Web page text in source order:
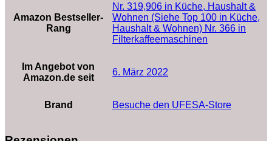
Amazon Bestseller-
Rang
Nr. 319,906 in Küche, Haushalt &
Wohnen (Siehe Top 100 in Küche,
Haushalt & Wohnen) Nr. 366 in
Filterkaffeemaschinen
Im Angebot von
Amazon.de seit
6. März 2022
Brand Besuche den UFESA-Store